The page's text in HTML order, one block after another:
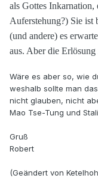
als Gottes Inkarnation,
Auferstehung?) Sie ist
(und andere) es
aus. Aber die
Wäre es aber so, wie
weshalb sollte man
nicht glauben, nicht
Mao Tse-Tung und
Gruß
Robert
(Geändert von